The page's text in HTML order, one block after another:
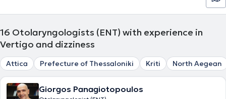
16 Otolaryngologists (ENT) with experience in
Vertigo and dizziness
Attica Prefecture of Thessaloniki Kriti North Aegean
Giorgos Panagiotopoulos